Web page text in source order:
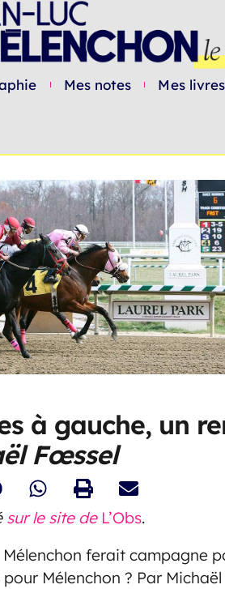
Mes notes Mes livres
à gauche, un
Fœssel
sur le site deL’Obs.
ferait campagne
Mélenchon ? Par